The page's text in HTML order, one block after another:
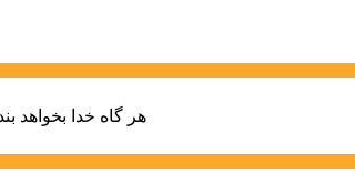
هر گاه خدا بخواهد